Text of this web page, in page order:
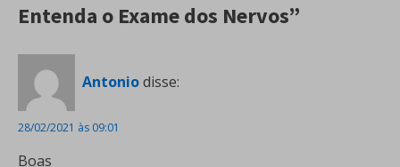
Entenda o Exame dos Nervos”
Antoniodisse:
28/02/2021 às 09:01
Boas